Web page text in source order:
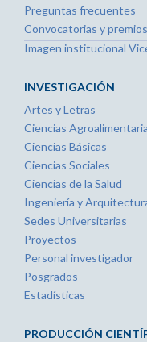
Preguntas frecuentes
Convocatorias y premios
Imagen institucional
INVESTIGACIÓN
Artes y Letras
Ciencias
Ciencias Básicas
Ciencias Sociales
Ciencias de la Salud
Ingeniería y
Sedes Universitarias
Proyectos
Personal investigador
Posgrados
Estadísticas
PRODUCCIÓN